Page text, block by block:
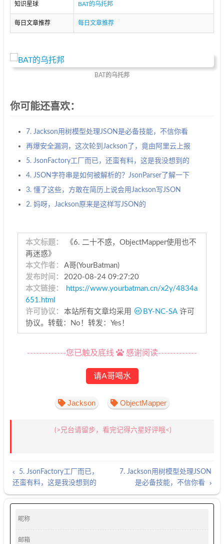
知识星球 BAT的乌托邦
每日文章推荐 每日文章推荐
BAT的乌托邦
你可能还喜欢：
7. Jackson用树模型处理JSON是必备技能，不信你看
再爆安全漏洞，这次轮到Jackson了，竟由阿里云上报
5. JsonFactory工厂而已，还蛮有料，这是我没想到的
4. JSON字符串是如何被解析的？JsonParser了解一下
3. 懂了这些，方敢在简历上说会用Jackson写JSON
2. 妈呀，Jackson原来是这样写JSON的
本文标题：
《6. 二十不惑，ObjectMapper使用也不
再迷惑》
本文作者：
A哥(YourBatman)
发布时间：
2020-08-24 09:27:20
本文链接：
https://www.yourbatman.cn/x2y/4834a
651.html
许可协议：
本站所有文章均采用 BY-NC-SA许可
协议。转载：No！转发：Yes！
-------------您已触及底线 感谢阅读-------------
请A哥喝水
Jackson ObjectMapper
(>兄台请留步，看完记得六星好评哦<)
5. JsonFactory工厂而已，
还蛮有料，这是我没想到的
7. Jackson用树模型处理JSON
是必备技能，不信你看